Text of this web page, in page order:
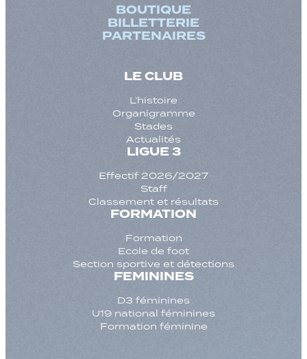
BOUTIQUE
BILLETTERIE
PARTENAIRES
LE CLUB
L’histoire
Organigramme
Stades
Actualités
LIGUE 3
Effectif 2026/2027
Staff
Classement et résultats
FORMATION
Formation
Ecole de foot
Section sportive et détections
FEMININES
D3 féminines
U19 national féminines
Formation féminine